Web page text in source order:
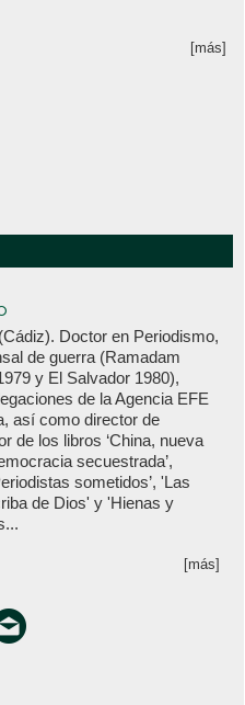
[más]
Doctor en Periodismo,
de guerra (Ramadam
y El Salvador 1980),
de la Agencia EFE
así como director de
de los libros ‘China, nueva
secuestrada’,
sometidos’, 'Las
de Dios' y 'Hienas y
[más]